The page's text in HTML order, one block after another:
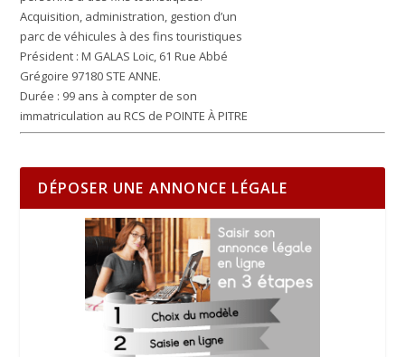
Acquisition, administration, gestion d’un
parc de véhicules à des fins touristiques
Président : M GALAS Loic, 61 Rue Abbé
Grégoire 97180 STE ANNE.
Durée : 99 ans à compter de son
immatriculation au RCS de POINTE À PITRE
DÉPOSER UNE ANNONCE LÉGALE